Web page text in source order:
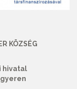
KÖZSÉG
hivatal